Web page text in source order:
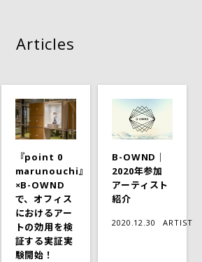
Articles
『point 0
marunouchi』
×B-OWND
で、オフィス
におけるアー
トの効用を検
証する実証実
験開始！
B-OWND｜
2020年参加
アーティスト
紹介
2020.12.30 ARTIST